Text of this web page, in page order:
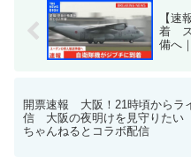
【速
着 ス
備へ
開票速報 大阪！21時頃からラ
信 大阪の夜明けを見守りたい
ちゃんねるとコラボ配信